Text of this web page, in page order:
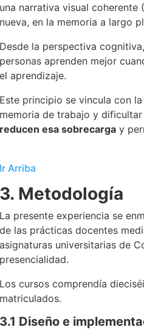
una narrativa visual coherente
nueva, en la memoria a largo
Desde la perspectiva
personas aprenden mejor
el aprendizaje.
Este principio se vincula con
memoria de trabajo y
reducen esa sobrecarga y
Ir Arriba
3. Metodología
La presente experiencia se
de las prácticas docentes
asignaturas universitarias de
presencialidad.
Los cursos comprendía
matriculados.
3.1 Diseño e